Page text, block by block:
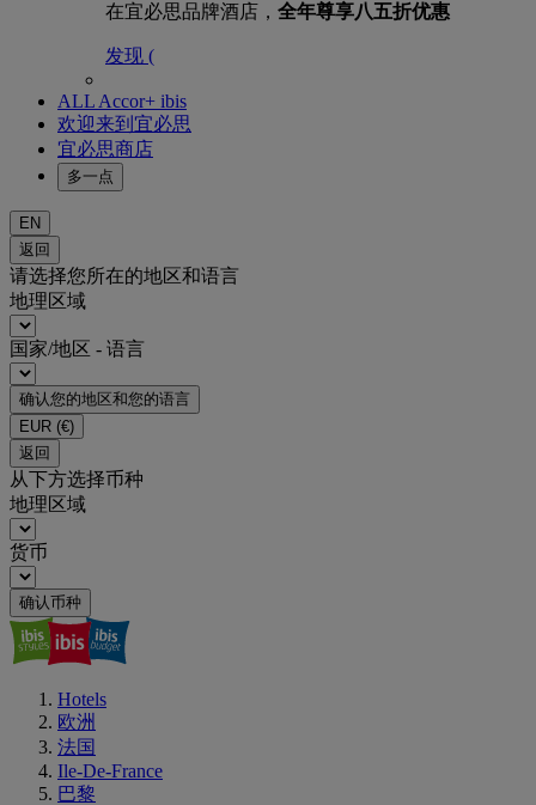
在宜必思品牌酒店， 全年尊享八五折优惠
发现 (
ALL Accor+ ibis
欢迎来到宜必思
宜必思商店
多一点
EN
返回
请选择您所在的地区和语言
地理区域
国家/地区 - 语言
确认您的地区和您的语言
EUR (€)
返回
从下方选择币种
地理区域
货币
确认币种
Hotels
欧洲
法国
Ile-De-France
巴黎